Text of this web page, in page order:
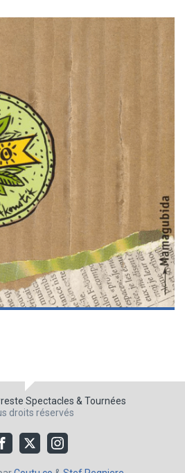
Spectacles & Tournées
droits réservés